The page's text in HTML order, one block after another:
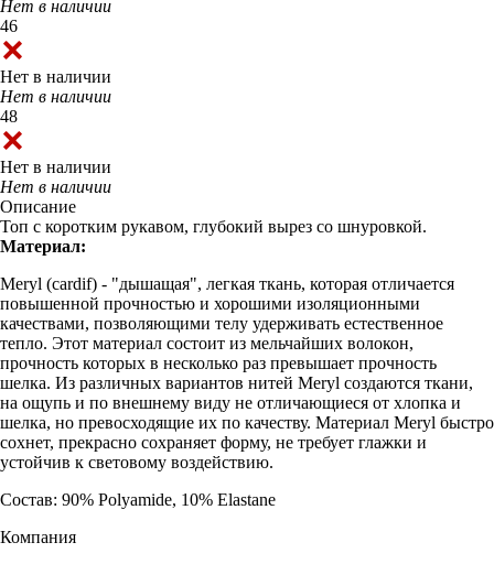
Нет в наличии
46
Нет в наличии
Нет в наличии
48
Нет в наличии
Нет в наличии
Описание
Топ с коротким рукавом, глубокий вырез со шнуровкой.
Материал:
Meryl (cardif) - "дышащая", легкая ткань, которая отличается
повышенной прочностью и хорошими изоляционными
качествами, позволяющими телу удерживать естественное
тепло. Этот материал состоит из мельчайших волокон,
прочность которых в несколько раз превышает прочность
шелка. Из различных вариантов нитей Meryl создаются ткани,
на ощупь и по внешнему виду не отличающиеся от хлопка и
шелка, но превосходящие их по качеству. Материал Meryl быстро
сохнет, прекрасно сохраняет форму, не требует глажки и
устойчив к световому воздействию.
Состав: 90% Polyamide, 10% Elastane
Компания